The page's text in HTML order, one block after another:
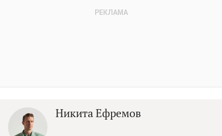
Никита Ефремов